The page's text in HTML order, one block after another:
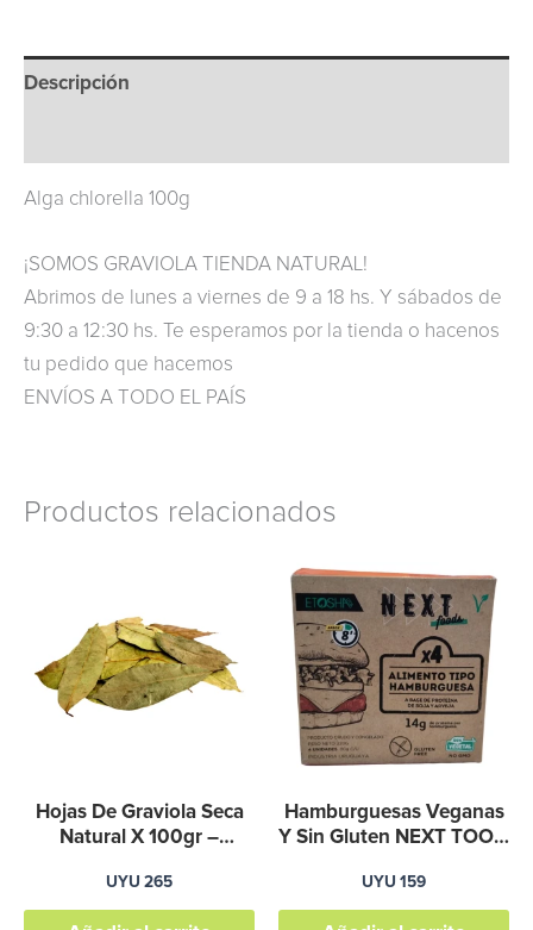
Descripción
Alga chlorella 100g
¡SOMOS GRAVIOLA TIENDA NATURAL!
Abrimos de lunes a viernes de 9 a 18 hs. Y sábados de
9:30 a 12:30 hs. Te esperamos por la tienda o hacenos
tu pedido que hacemos
ENVÍOS A TODO EL PAÍS
Productos relacionados
Hojas De Graviola Seca
Natural X 100gr –
UYU 265
Hamburguesas Veganas
Y Sin Gluten NEXT TOO x
UYU 159